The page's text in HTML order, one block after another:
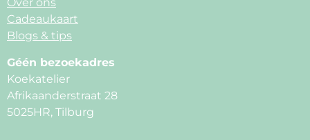
Cadeaukaart
Blogs & tips
Géén bezoekadres
Koekatelier
Afrikaanderstraat 28
5025HR, Tilburg